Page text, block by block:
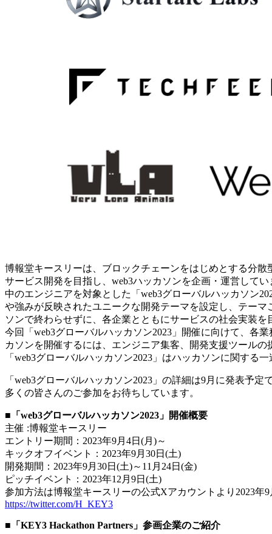
博報堂キースリーは、ブロックチェーンをはじめとする分
サービス開発を目指し、web3ハッカソンを企画・運営して
中のエンジニアを対象とした「web3グローバルハッカソン
や強みが反映されたユニークな開発テーマを設定し、テー
ソンで終わらせずに、各企業とともにサービスの社会実装を
今回「web3グローバルハッカソン2023」開催に向けて、各
カソンを開催するには、エンジニア集客、開発支援ツール
「web3グローバルハッカソン2023」はハッカソンに関する
「web3グローバルハッカソン2023」の詳細は9月に発表予定で
多くの皆さんのご参加をお待ちしています。
■「web3グローバルハッカソン2023」開催概要
主催 :博報堂キースリー
エントリー期間：2023年9月4日(月)～
キックオフイベント：2023年9月30日(土)
開発期間：2023年9月30日(土)～11月24日(金)
ピッチイベント：2023年12月9日(土)
参加方法は博報堂キースリーの公式Xアカウントより2023年9
https://twitter.com/H_KEY3
■「KEY3 Hackathon Partners」参画企業のご紹介